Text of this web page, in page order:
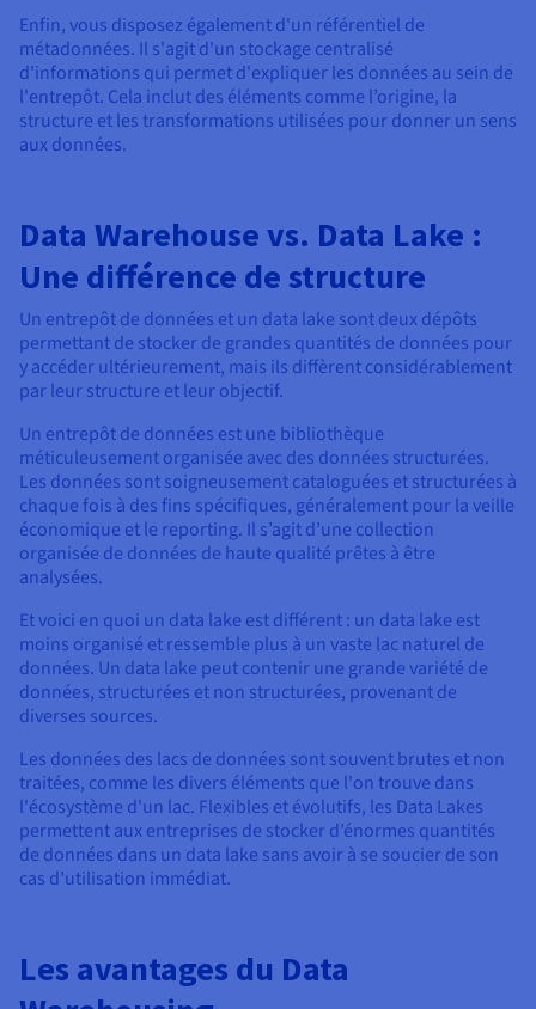
Enfin, vous disposez également d'un référentiel de
métadonnées. Il s'agit d'un stockage centralisé
d'informations qui permet d'expliquer les données au sein de
l'entrepôt. Cela inclut des éléments comme l’origine, la
structure et les transformations utilisées pour donner un sens
aux données.
Data Warehouse vs. Data Lake :
Une différence de structure
Un entrepôt de données et un data lake sont deux dépôts
permettant de stocker de grandes quantités de données pour
y accéder ultérieurement, mais ils diffèrent considérablement
par leur structure et leur objectif.
Un entrepôt de données est une bibliothèque
méticuleusement organisée avec des données structurées.
Les données sont soigneusement cataloguées et structurées à
chaque fois à des fins spécifiques, généralement pour la veille
économique et le reporting. Il s’agit d’une collection
organisée de données de haute qualité prêtes à être
analysées.
Et voici en quoi un data lake est différent : un data lake est
moins organisé et ressemble plus à un vaste lac naturel de
données. Un data lake peut contenir une grande variété de
données, structurées et non structurées, provenant de
diverses sources.
Les données des lacs de données sont souvent brutes et non
traitées, comme les divers éléments que l'on trouve dans
l'écosystème d'un lac. Flexibles et évolutifs, les Data Lakes
permettent aux entreprises de stocker d’énormes quantités
de données dans un data lake sans avoir à se soucier de son
cas d’utilisation immédiat.
Les avantages du Data